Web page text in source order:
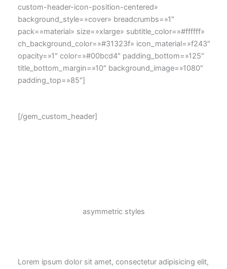
custom-header-icon-position-centered»
background_style=»cover» breadcrumbs=»1″
pack=»material» size=»xlarge» subtitle_color=»#ffffff»
ch_background_color=»#31323f» icon_material=»f243″
opacity=»1″ color=»#00bcd4″ padding_bottom=»125″
title_bottom_margin=»10″ background_image=»1080″
padding_top=»85″]
[/gem_custom_header]
asymmetric styles
Lorem ipsum dolor sit amet, consectetur adipisicing elit,